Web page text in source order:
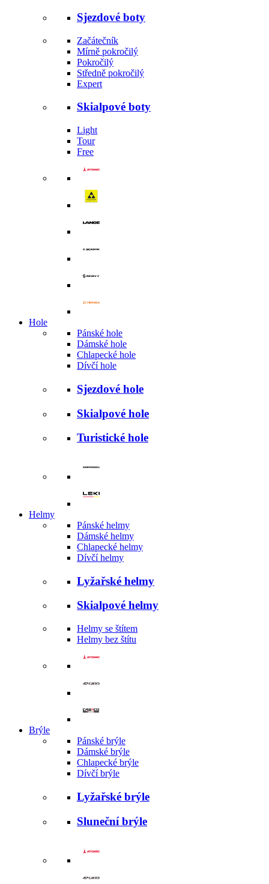
Sjezdové boty
Začátečník
Mírně pokročilý
Pokročilý
Středně pokročilý
Expert
Skialpové boty
Light
Tour
Free
Hole
Pánské hole
Dámské hole
Chlapecké hole
Dívčí hole
Sjezdové hole
Skialpové hole
Turistické hole
Helmy
Pánské helmy
Dámské helmy
Chlapecké helmy
Dívčí helmy
Lyžařské helmy
Skialpové helmy
Helmy se štítem
Helmy bez štítu
Brýle
Pánské brýle
Dámské brýle
Chlapecké brýle
Dívčí brýle
Lyžařské brýle
Sluneční brýle